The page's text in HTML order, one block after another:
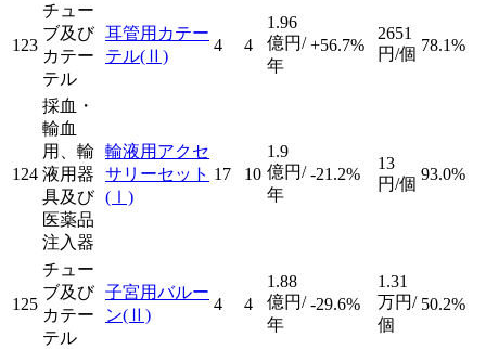
123
チュー
ブ及び
カテー
テル
耳管用カテー
テル(Ⅱ)
4 4
1.96
億円/
年
+56.7%
2651
円/個 78.1%
124
採血・
輸血
用、輸
液用器
具及び
医薬品
注入器
輸液用アクセ
サリーセット
(Ⅰ)
17 10
1.9
億円/
年
-21.2%
13
円/個
93.0%
125
チュー
ブ及び
カテー
テル
子宮用バルー
ン(Ⅱ)
4 4
1.88
億円/
年
-29.6%
1.31
万円/
個
50.2%